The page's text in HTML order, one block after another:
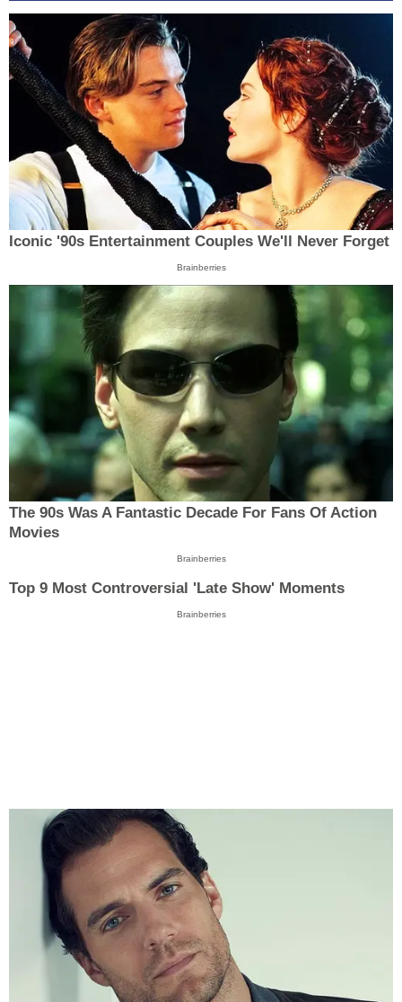
Iconic '90s Entertainment Couples We'll Never Forget
Brainberries
The 90s Was A Fantastic Decade For Fans Of Action
Movies
Brainberries
Top 9 Most Controversial 'Late Show' Moments
Brainberries